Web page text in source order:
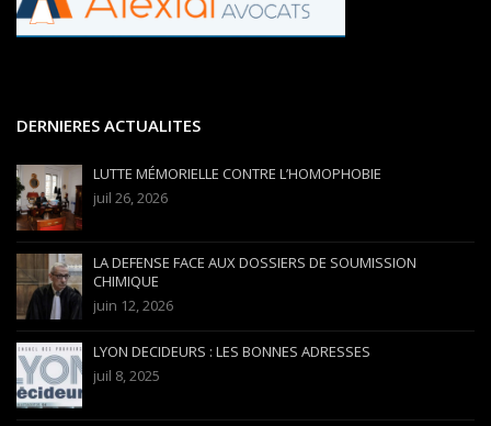
DERNIERES ACTUALITES
LUTTE MÉMORIELLE CONTRE L’HOMOPHOBIE
juil 26, 2026
LA DEFENSE FACE AUX DOSSIERS DE SOUMISSION
CHIMIQUE
juin 12, 2026
LYON DECIDEURS : LES BONNES ADRESSES
juil 8, 2025